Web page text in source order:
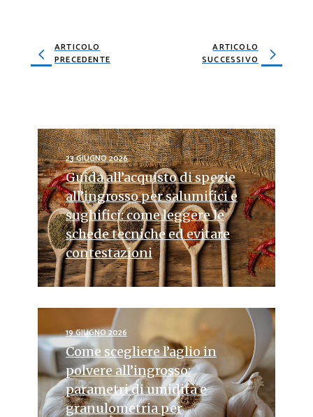
ARTICOLO
PRECEDENTE
ARTICOLO
SUCCESSIVO
23 GIUGNO 2026
Guida all’acquisto di spezie
all’ingrosso per salumifici e
sughifici: come leggere le
schede tecniche ed evitare
contestazioni
19 GIUGNO 2026
Come scegliere l’aglio in
polvere all’ingrosso:
parametri di umidità e
granulometria per